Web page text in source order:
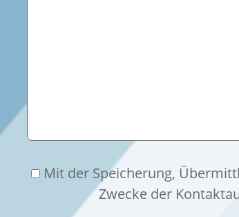
Mit der Speicherung,
Zwecke der